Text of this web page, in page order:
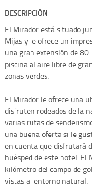
DESCRIPCIÓN
El Mirador está situado
Mijas y le ofrece un
una gran extensión de
piscina al aire libre de
zonas verdes.
El Mirador le ofrece una
disfruten rodeados de la
varias rutas de
una buena oferta si le
en cuenta que disfrutará
huésped de este hotel. El
kilómetro del campo de
vistas al entorno natural.